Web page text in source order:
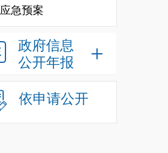
应急预案
政府信息
公开年报
依申请公开